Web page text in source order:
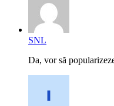
SNL
Da, vor să